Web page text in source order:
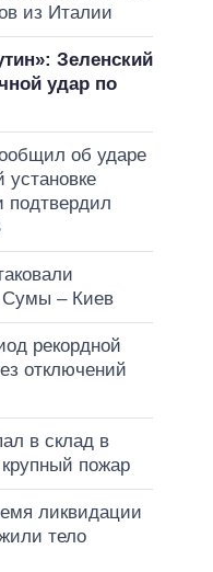
из Италии
Зеленский
удар по
об ударе
установке
Сумы – Киев
рекордной
отключений
в склад в
пожар
ликвидации
тело